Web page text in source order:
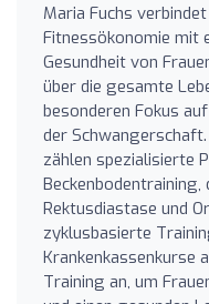
Maria Fuchs
Fitnessökonomie mit
Gesundheit von
über die gesamte
besonderen Fokus
der
zählen spezialisierte
Beckenbodentraining,
Rektusdiastase und
zyklusbasierte
Krankenkassenkurse
Training an, um